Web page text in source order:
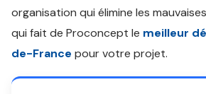
organisation qui élimine les
qui fait de Proconcept le meilleur
de-France pour votre projet.